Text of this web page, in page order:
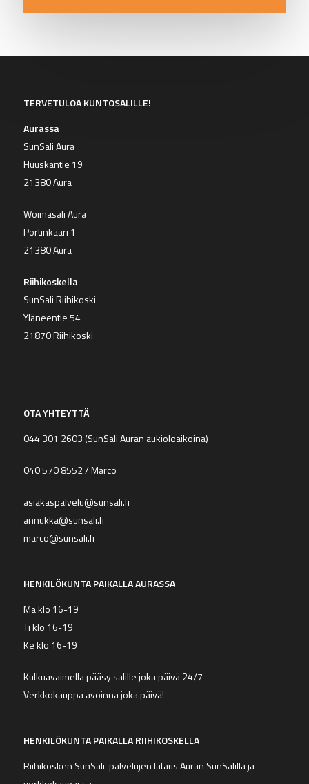
TERVETULOA KUNTOSALILLE!
Aurassa
SunSali Aura
Huuskantie 19
21380 Aura
Woimasali Aura
Portinkaari 1
21380 Aura
Riihikoskella
SunSali Riihikoski
Yläneentie 54
21870 Riihikoski
OTA YHTEYTTÄ
044 301 2603 (SunSali Auran aukioloaikoina)
040 570 8552/ Marco
asiakaspalvelu@sunsali.fi
annukka@sunsali.fi
marco@sunsali.fi
HENKILÖKUNTA PAIKALLA AURASSA
Ma klo 16-19
Ti klo 16-19
Ke klo 16-19
Kulkuavaimella pääsy salille joka päivä 24/7
Verkkokauppa avoinna joka päivä!
HENKILÖKUNTA PAIKALLA RIIHIKOSKELLA
Riihikosken SunSali palvelujen lataus Auran SunSalilla ja